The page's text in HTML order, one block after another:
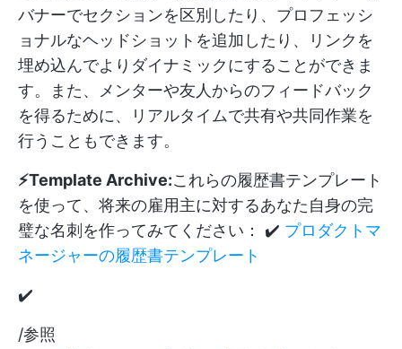
バナーでセクションを区別したり、プロフェッシ
ョナルなヘッドショットを追加したり、リンクを
埋め込んでよりダイナミックにすることができま
す。また、メンターや友人からのフィードバック
を得るために、リアルタイムで共有や共同作業を
行うこともできます。
⚡️Template Archive:これらの履歴書テンプレート
を使って、将来の雇用主に対するあなた自身の完
璧な名刺を作ってみてください： ✔️ プロダクトマ
ネージャーの履歴書テンプレート
✔️
/参照